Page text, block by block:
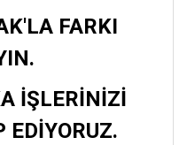
FARKI
İŞLERİNİZİ
EDİYORUZ.